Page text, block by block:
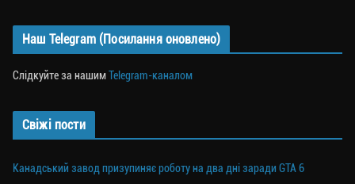
Наш Telegram (Посилання оновлено)
Слідкуйте за нашимTelegram-каналом
Свіжі пости
Канадський завод призупиняє роботу на два дні заради GTA 6